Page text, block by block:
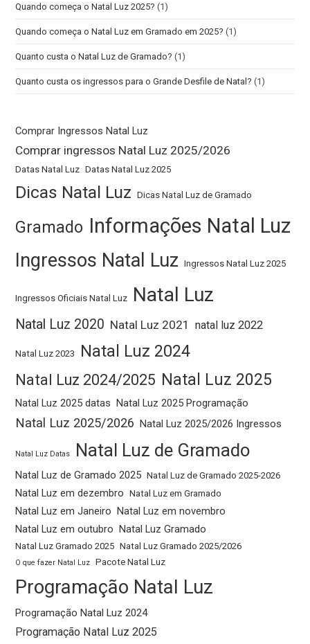
Quando começa o Natal Luz 2025? (1)
Quando começa o Natal Luz em Gramado em 2025? (1)
Quanto custa o Natal Luz de Gramado? (1)
Quanto custa os ingressos para o Grande Desfile de Natal? (1)
Comprar Ingressos Natal Luz
Comprar ingressos Natal Luz 2025/2026
Datas Natal Luz Datas Natal Luz 2025
Dicas Natal Luz Dicas Natal Luz de Gramado
Gramado Informações Natal Luz
Ingressos Natal Luz Ingressos Natal Luz 2025
Ingressos Oficiais Natal Luz Natal Luz
Natal Luz 2020 Natal Luz 2021 natal luz 2022
Natal Luz 2023 Natal Luz 2024
Natal Luz 2024/2025 Natal Luz 2025
Natal Luz 2025 datas Natal Luz 2025 Programação
Natal Luz 2025/2026 Natal Luz 2025/2026 Ingressos
Natal Luz Datas Natal Luz de Gramado
Natal Luz de Gramado 2025 Natal Luz de Gramado 2025-2026
Natal Luz em dezembro Natal Luz em Gramado
Natal Luz em Janeiro Natal Luz em novembro
Natal Luz em outubro Natal Luz Gramado
Natal Luz Gramado 2025 Natal Luz Gramado 2025/2026
O que fazer Natal Luz Pacote Natal Luz
Programação Natal Luz
Programação Natal Luz 2024
Programação Natal Luz 2025